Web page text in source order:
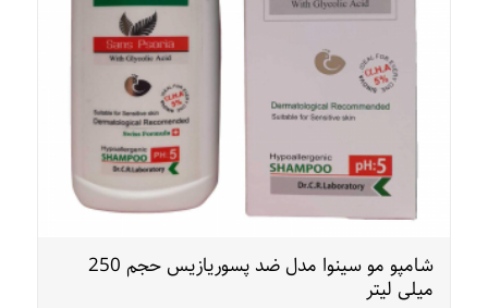
شامپو مو سینوا مدل ضد پسوریازیس حجم 250
میلی لیتر